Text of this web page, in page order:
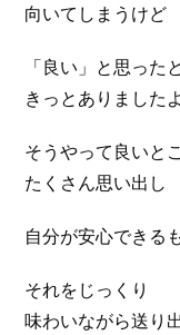
向いてしまうけど
「良い」と思った
きっとありました
そうやって良いと
たくさん思い出し
自分が安心できる
それをじっくり
味わいながら送り